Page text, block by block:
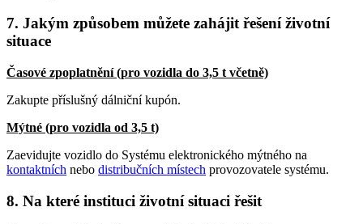
7. Jakým způsobem můžete zahájit řešení životní
situace
Časové zpoplatnění (pro vozidla do 3,5 t včetně)
Zakupte příslušný dálniční kupón.
Mýtné (pro vozidla od 3,5 t)
Zaevidujte vozidlo do Systému elektronického mýtného na
kontaktních nebo distribučních místech provozovatele systému.
8. Na které instituci životní situaci řešit